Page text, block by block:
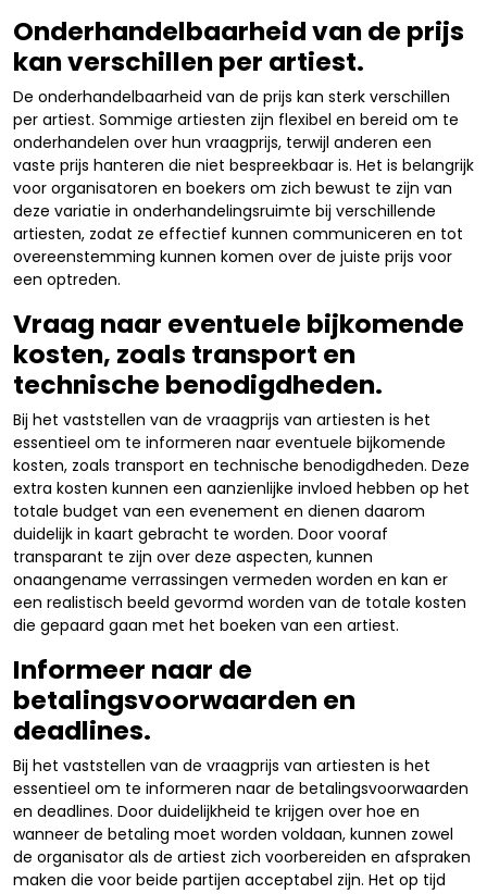
Onderhandelbaarheid van de prijs
kan verschillen per artiest.
De onderhandelbaarheid van de prijs kan sterk verschillen
per artiest. Sommige artiesten zijn flexibel en bereid om te
onderhandelen over hun vraagprijs, terwijl anderen een
vaste prijs hanteren die niet bespreekbaar is. Het is belangrijk
voor organisatoren en boekers om zich bewust te zijn van
deze variatie in onderhandelingsruimte bij verschillende
artiesten, zodat ze effectief kunnen communiceren en tot
overeenstemming kunnen komen over de juiste prijs voor
een optreden.
Vraag naar eventuele bijkomende
kosten, zoals transport en
technische benodigdheden.
Bij het vaststellen van de vraagprijs van artiesten is het
essentieel om te informeren naar eventuele bijkomende
kosten, zoals transport en technische benodigdheden. Deze
extra kosten kunnen een aanzienlijke invloed hebben op het
totale budget van een evenement en dienen daarom
duidelijk in kaart gebracht te worden. Door vooraf
transparant te zijn over deze aspecten, kunnen
onaangename verrassingen vermeden worden en kan er
een realistisch beeld gevormd worden van de totale kosten
die gepaard gaan met het boeken van een artiest.
Informeer naar de
betalingsvoorwaarden en
deadlines.
Bij het vaststellen van de vraagprijs van artiesten is het
essentieel om te informeren naar de betalingsvoorwaarden
en deadlines. Door duidelijkheid te krijgen over hoe en
wanneer de betaling moet worden voldaan, kunnen zowel
de organisator als de artiest zich voorbereiden en afspraken
maken die voor beide partijen acceptabel zijn. Het op tijd